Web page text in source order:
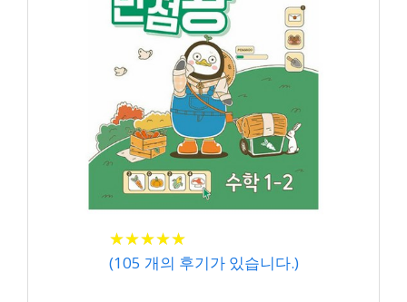
★★★★★
★★★★★
(105 개의 후기가 있습니다.)